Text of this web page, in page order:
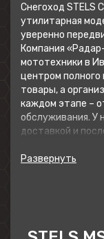
Снегоход STELS
утилитарная
уверенно
Компания
мототехники в
центром полного
товары, а
каждом этапе –
обслуживания. У
доставкой и
Сочетание